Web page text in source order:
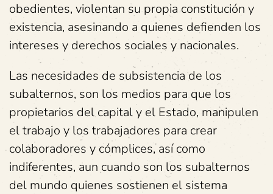
obedientes, violentan su propia constitución y
existencia, asesinando a quienes defienden los
intereses y derechos sociales y nacionales.
Las necesidades de subsistencia de los
subalternos, son los medios para que los
propietarios del capital y el Estado, manipulen
el trabajo y los trabajadores para crear
colaboradores y cómplices, así como
indiferentes, aun cuando son los subalternos
del mundo quienes sostienen el sistema